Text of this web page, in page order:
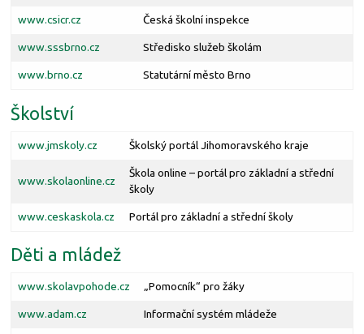
www.csicr.cz Česká školní inspekce
www.sssbrno.cz Středisko služeb školám
www.brno.cz Statutární město Brno
Školství
www.jmskoly.cz Školský portál Jihomoravského kraje
www.skolaonline.cz
Škola online – portál pro základní a střední
školy
www.ceskaskola.cz Portál pro základní a střední školy
Děti a mládež
www.skolavpohode.cz „Pomocník“ pro žáky
www.adam.cz Informační systém mládeže